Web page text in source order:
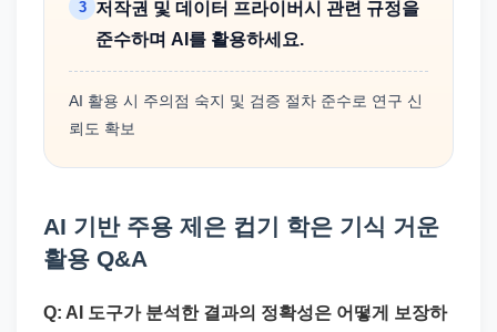
3
저작권 및 데이터 프라이버시 관련 규정을
준수하며 AI를 활용하세요.
AI 활용 시 주의점 숙지 및 검증 절차 준수로 연구 신
뢰도 확보
AI 기반 주용 제은 컵기 학은 기식 거운
활용 Q&A
Q: AI 도구가 분석한 결과의 정확성은 어떻게 보장하